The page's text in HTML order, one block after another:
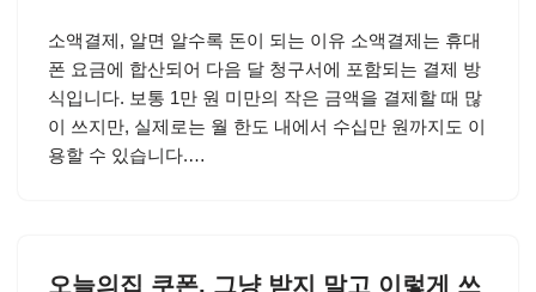
소액결제, 알면 알수록 돈이 되는 이유 소액결제는 휴대
폰 요금에 합산되어 다음 달 청구서에 포함되는 결제 방
식입니다. 보통 1만 원 미만의 작은 금액을 결제할 때 많
이 쓰지만, 실제로는 월 한도 내에서 수십만 원까지도 이
용할 수 있습니다.…
오늘의집 쿠폰, 그냥 받지 말고 이렇게 쓰